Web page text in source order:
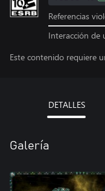
Referencias
Interacción de
Este contenido requiere
DETALLES
Galería